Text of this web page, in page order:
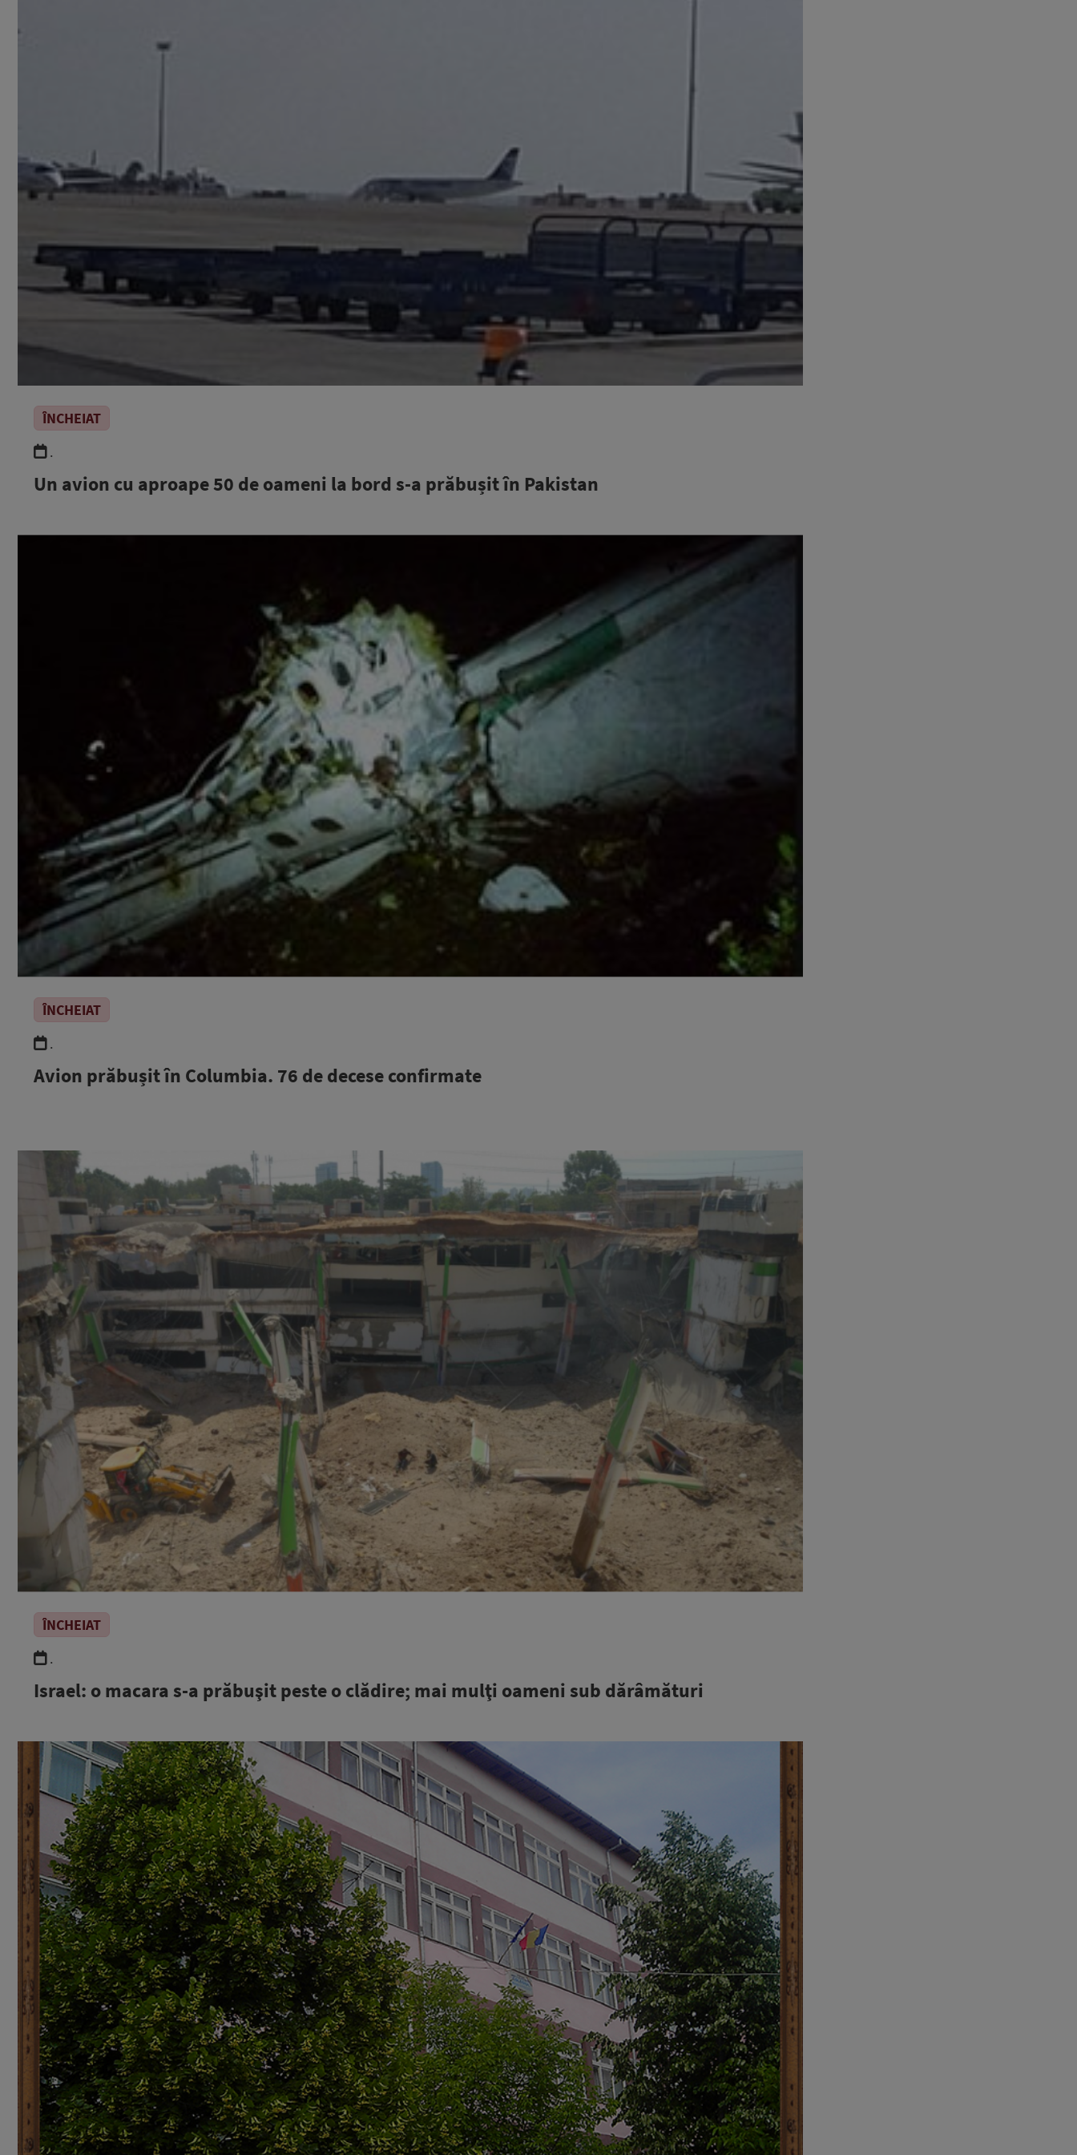
ÎNCHEIAT
.
Un avion cu aproape 50 de oameni la bord s-a prăbușit în Pakistan
ÎNCHEIAT
.
Avion prăbușit în Columbia. 76 de decese confirmate
ÎNCHEIAT
.
Israel: o macara s-a prăbuşit peste o clădire; mai mulţi oameni sub dărâmături